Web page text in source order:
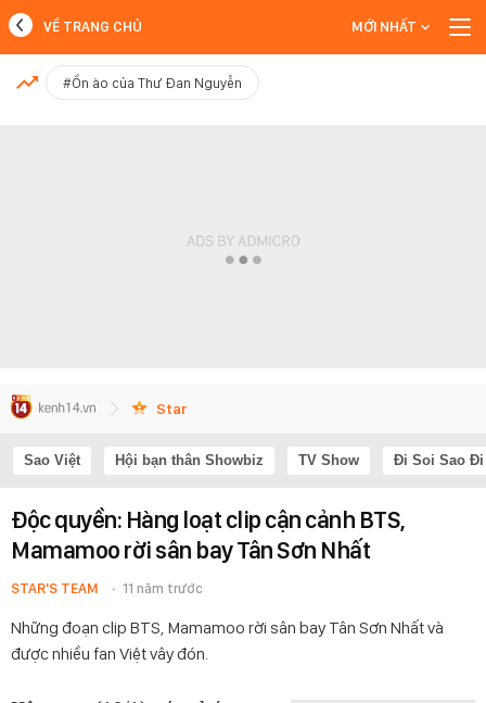
MỚI NHẤT
VỀ TRANG CHỦ MỚI NHẤT
#Ồn ào của Thư Đan Nguyễn
Star
Sao Việt Hội bạn thân Showbiz TV Show Đi Soi Sao Đi
Độc quyền: Hàng loạt clip cận cảnh BTS,
Mamamoo rời sân bay Tân Sơn Nhất
STAR'S TEAM 11 năm trước
Những đoạn clip BTS, Mamamoo rời sân bay Tân Sơn Nhất và
được nhiều fan Việt vây đón.